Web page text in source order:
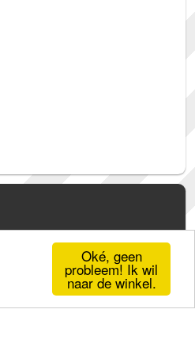
Oké, geen
probleem! Ik wil
naar de winkel.